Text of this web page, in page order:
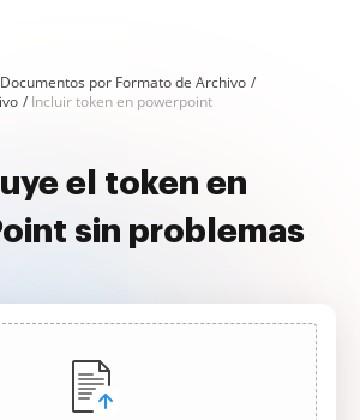
Documentos por Formato de Archivo
Incluir token en powerpoint
el token en
sin problemas